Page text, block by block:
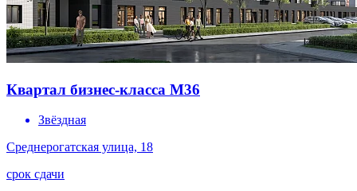
Квартал бизнес-класса М36
Звёздная
Среднерогатская улица, 18
срок сдачи